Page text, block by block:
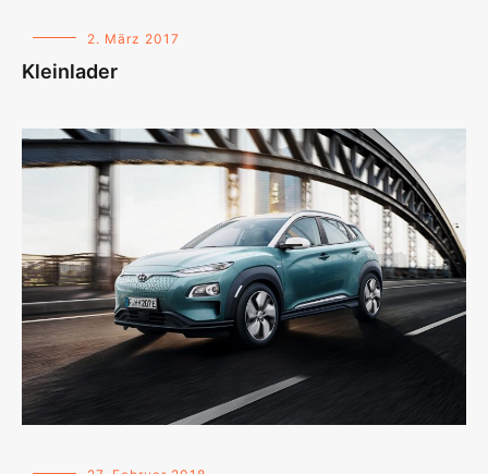
2. März 2017
Kleinlader